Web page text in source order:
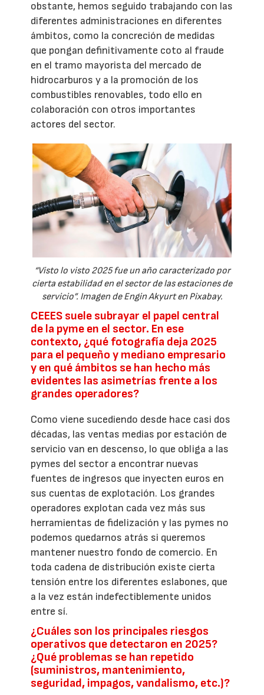
obstante, hemos seguido trabajando con las
diferentes administraciones en diferentes
ámbitos, como la concreción de medidas
que pongan definitivamente coto al fraude
en el tramo mayorista del mercado de
hidrocarburos y a la promoción de los
combustibles renovables, todo ello en
colaboración con otros importantes
actores del sector.
“Visto lo visto 2025 fue un año caracterizado por
cierta estabilidad en el sector de las estaciones de
servicio”. Imagen de Engin Akyurt en Pixabay.
CEEES suele subrayar el papel central
de la pyme en el sector. En ese
contexto, ¿qué fotografía deja 2025
para el pequeño y mediano empresario
y en qué ámbitos se han hecho más
evidentes las asimetrías frente a los
grandes operadores?
Como viene sucediendo desde hace casi dos
décadas, las ventas medias por estación de
servicio van en descenso, lo que obliga a las
pymes del sector a encontrar nuevas
fuentes de ingresos que inyecten euros en
sus cuentas de explotación. Los grandes
operadores explotan cada vez más sus
herramientas de fidelización y las pymes no
podemos quedarnos atrás si queremos
mantener nuestro fondo de comercio. En
toda cadena de distribución existe cierta
tensión entre los diferentes eslabones, que
a la vez están indefectiblemente unidos
entre sí.
¿Cuáles son los principales riesgos
operativos que detectaron en 2025?
¿Qué problemas se han repetido
(suministros, mantenimiento,
seguridad, impagos, vandalismo, etc.)?